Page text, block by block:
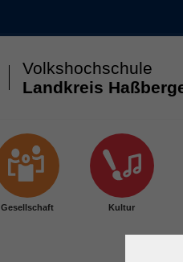
Volkshochschule
Landkreis
Gesellschaft Kultur